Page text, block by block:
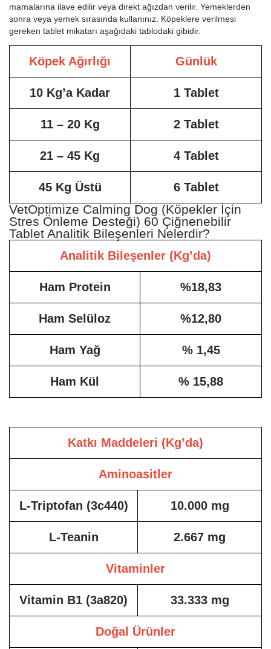
mamalarına ilave edilir veya direkt ağızdan verilir. Yemeklerden
sonra veya yemek sırasında kullanınız. Köpeklere verilmesi
gereken tablet mikatarı aşağıdaki tablodaki gibidir.
Köpek Ağırlığı Günlük
10 Kg’a Kadar 1 Tablet
11 – 20 Kg 2 Tablet
21 – 45 Kg 4 Tablet
45 Kg Üstü 6 Tablet
VetOptimize Calming Dog (Köpekler İçin
Stres Önleme Desteği) 60 Çiğnenebilir
Tablet Analitik Bileşenleri Nelerdir?
Analitik Bileşenler (Kg’da)
Ham Protein %18,83
Ham Selüloz %12,80
Ham Yağ % 1,45
Ham Kül % 15,88
Katkı Maddeleri (Kg’da)
Aminoasitler
L-Triptofan (3c440) 10.000 mg
L-Teanin 2.667 mg
Vitaminler
Vitamin B1 (3a820) 33.333 mg
Doğal Ürünler